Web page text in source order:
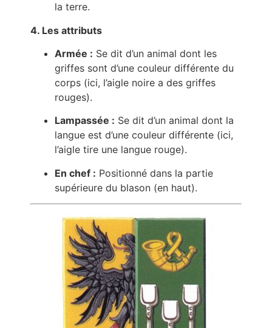
la terre.
4. Les attributs
Armée : Se dit d’un animal dont les
griffes sont d’une couleur différente du
corps (ici, l’aigle noire a des griffes
rouges).
Lampassée : Se dit d’un animal dont la
langue est d’une couleur différente (ici,
l’aigle tire une langue rouge).
En chef : Positionné dans la partie
supérieure du blason (en haut).